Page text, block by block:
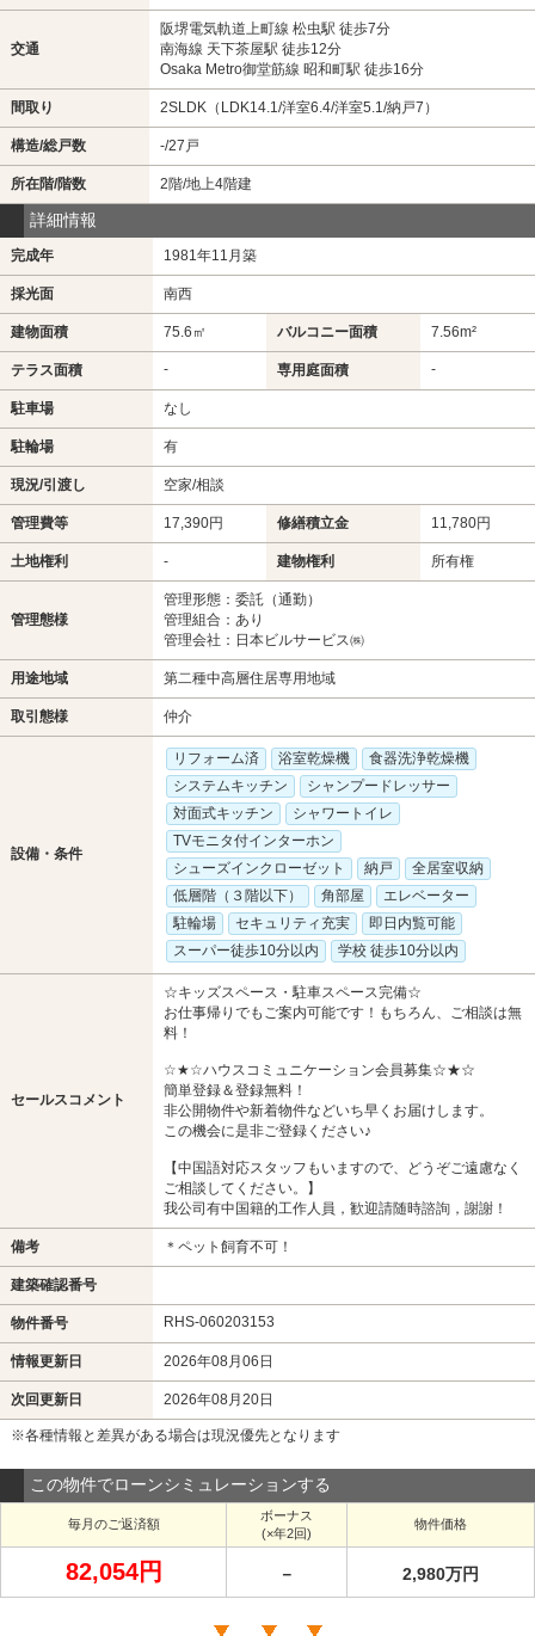
交通
阪堺電気軌道上町線 松虫駅 徒歩7分
南海線 天下茶屋駅 徒歩12分
Osaka Metro御堂筋線 昭和町駅 徒歩16分
間取り 2SLDK（LDK14.1/洋室6.4/洋室5.1/納戸7）
構造/総戸数 -/27戸
所在階/階数 2階/地上4階建
詳細情報
完成年 1981年11月築
採光面 南西
建物面積 75.6㎡ バルコニー面積 7.56m²
テラス面積 - 専用庭面積 -
駐車場 なし
駐輪場 有
現況/引渡し 空家/相談
管理費等 17,390円 修繕積立金 11,780円
土地権利 - 建物権利 所有権
管理態様
管理形態：委託（通勤）
管理組合：あり
管理会社：日本ビルサービス㈱
用途地域 第二種中高層住居専用地域
取引態様 仲介
設備・条件
リフォーム済 浴室乾燥機
食器洗浄乾燥機
システムキッチン
シャンプードレッサー
対面式キッチン
シャワートイレ
TVモニタ付インターホン
シューズインクローゼット
納戸
全居室収納
低層階（３階以下）
角部屋
エレベーター
駐輪場
セキュリティ充実
即日内覧可能
スーパー徒歩10分以内
学校 徒歩10分以内
セールスコメント
☆キッズスペース・駐車スペース完備☆
お仕事帰りでもご案内可能です！もちろん、ご相談は無
料！
☆★☆ハウスコミュニケーション会員募集☆★☆
簡単登録＆登録無料！
非公開物件や新着物件などいち早くお届けします。
この機会に是非ご登録ください♪
【中国語対応スタッフもいますので、どうぞご遠慮なく
ご相談してください。】
我公司有中国籍的工作人員，歓迎請随時諮詢，謝謝！
備考 ＊ペット飼育不可！
建築確認番号
物件番号 RHS-060203153
情報更新日 2026年08月06日
次回更新日 2026年08月20日
※各種情報と差異がある場合は現況優先となります
この物件でローンシミュレーションする
毎月のご返済額
ボーナス
(×年2回)
物件価格
82,054円 － 2,980万円